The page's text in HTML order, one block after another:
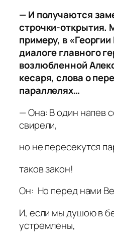
— И получаются
строчки-открытия.
примеру, в
диалоге главного
возлюбленной
кесаря, слова о
параллелях…
— Она: В один напев
свирели,
но не пересекутся
таков закон!
Он: Но перед нами
И, если мы душою в
устремлены,